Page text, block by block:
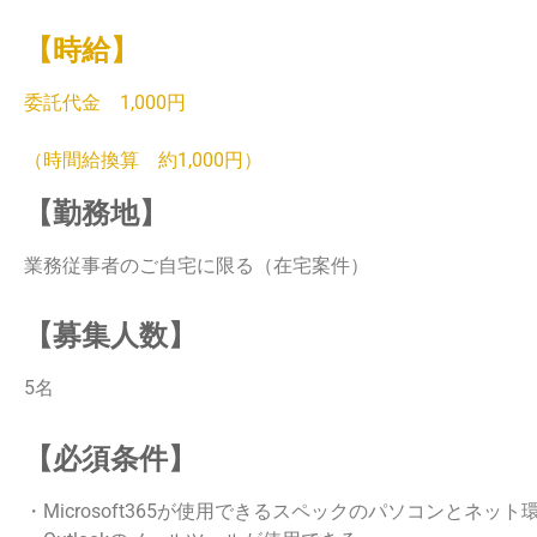
【時給】
委託代金 1,000円
（時間給換算 約1,000円）
【勤務地】
業務従事者のご自宅に限る（在宅案件）
【募集人数】
5名
【必須条件】
・Microsoft365が使用できるスペックのパソコンとネット